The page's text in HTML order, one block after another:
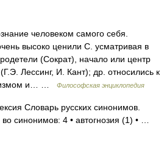
человеком самого себя.
высоко ценили С. усматривая в
(Сократ), начало или центр
Лессинг, И. Кант); др. относились к
и… …
Философская энциклопедия
Словарь русских синонимов.
синонимов: 4 • автогнозия (1) • …